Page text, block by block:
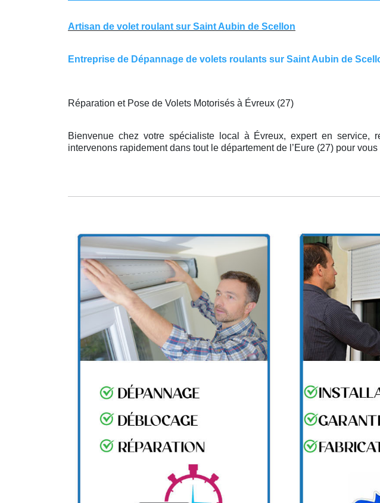
Artisan de volet roulant sur Saint Aubin de Scellon
Entreprise de Dépannage de volets roulants sur Saint Aubin de
Réparation et Pose de Volets Motorisés à Évreux (27)
Bienvenue chez votre spécialiste local à Évreux, expert en service,
intervenons rapidement dans tout le département de l’Eure (27) pour